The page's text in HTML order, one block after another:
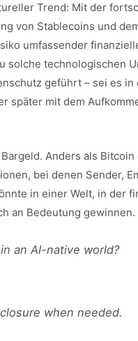
Trend: Mit der
von Stablecoins und
umfassender
solche technologischen
geführt – sei es in
später mit dem
Anders als
bei denen Sender,
in einer Welt, in der
an Bedeutung gewinnen.
an AI-native world?
when needed.